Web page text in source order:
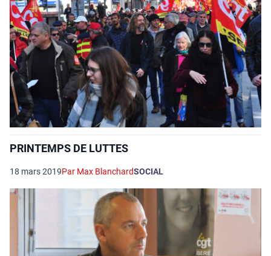
PRINTEMPS DE LUTTES
18 mars 2019Par Max BlanchardSOCIAL